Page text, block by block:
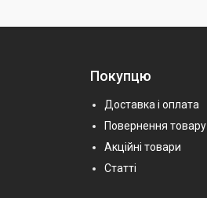
Покупцю
Доставка і оплата
Повернення товару
Акційні товари
Статті